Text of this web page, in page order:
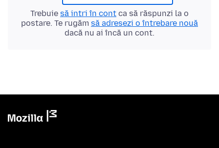
Trebuie să intri în cont ca să răspunzi la o
postare. Te rugăm să adresezi o întrebare nouă
dacă nu ai încă un cont.